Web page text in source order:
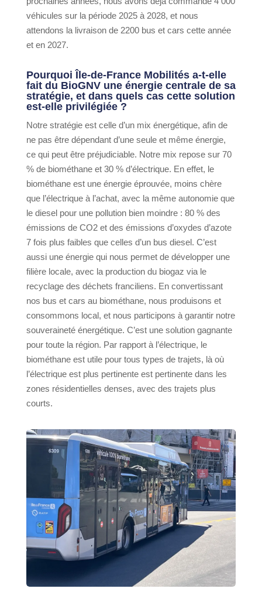
véhicules sur la période 2025 à 2028, et nous
attendons la livraison de 2200 bus et cars cette année
et en 2027.
Pourquoi Île-de-France Mobilités a-t-elle
fait du BioGNV une énergie centrale de sa
stratégie, et dans quels cas cette solution
est-elle privilégiée ?
Notre stratégie est celle d’un mix énergétique, afin de
ne pas être dépendant d’une seule et même énergie,
ce qui peut être préjudiciable. Notre mix repose sur 70
% de biométhane et 30 % d’électrique. En effet, le
biométhane est une énergie éprouvée, moins chère
que l’électrique à l’achat, avec la même autonomie que
le diesel pour une pollution bien moindre : 80 % des
émissions de CO2 et des émissions d’oxydes d’azote
7 fois plus faibles que celles d’un bus diesel. C’est
aussi une énergie qui nous permet de développer une
filière locale, avec la production du biogaz via le
recyclage des déchets franciliens. En convertissant
nos bus et cars au biométhane, nous produisons et
consommons local, et nous participons à garantir notre
souveraineté énergétique. C’est une solution gagnante
pour toute la région. Par rapport à l’électrique, le
biométhane est utile pour tous types de trajets, là où
l’électrique est plus pertinente est pertinente dans les
zones résidentielles denses, avec des trajets plus
courts.